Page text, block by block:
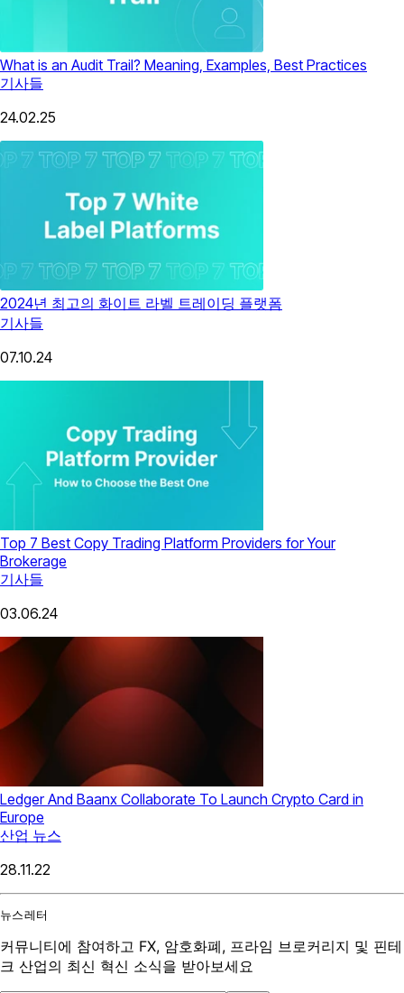
What is an Audit Trail? Meaning, Examples, Best Practices
기사들
24.02.25
2024년 최고의 화이트 라벨 트레이딩 플랫폼
기사들
07.10.24
Top 7 Best Copy Trading Platform Providers for Your
Brokerage
기사들
03.06.24
Ledger And Baanx Collaborate To Launch Сrypto Сard in
Europe
산업 뉴스
28.11.22
뉴스레터
커뮤니티에 참여하고 FX, 암호화폐, 프라임 브로커리지 및 핀테
크 산업의 최신 혁신 소식을 받아보세요